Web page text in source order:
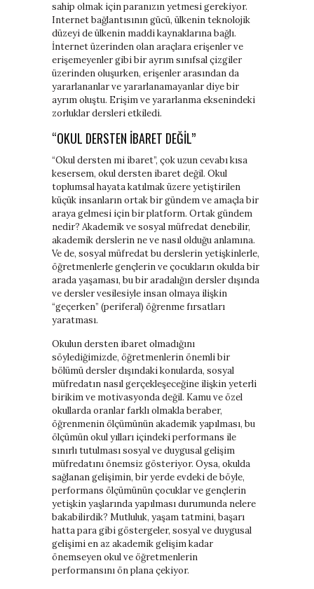
sahip olmak için paranızın yetmesi gerekiyor.
Internet bağlantısının gücü, ülkenin teknolojik
düzeyi de ülkenin maddi kaynaklarına bağlı.
İnternet üzerinden olan araçlara erişenler ve
erişemeyenler gibi bir ayrım sınıfsal çizgiler
üzerinden oluşurken, erişenler arasından da
yararlananlar ve yararlanamayanlar diye bir
ayrım oluştu. Erişim ve yararlanma eksenindeki
zorluklar dersleri etkiledi.
“OKUL DERSTEN IBARET DEĞIL”
“Okul dersten mi ibaret”, çok uzun cevabı kısa
kesersem, okul dersten ibaret değil. Okul
toplumsal hayata katılmak üzere yetiştirilen
küçük insanların ortak bir gündem ve amaçla bir
araya gelmesi için bir platform. Ortak gündem
nedir? Akademik ve sosyal müfredat denebilir,
akademik derslerin ne ve nasıl olduğu anlamına.
Ve de, sosyal müfredat bu derslerin yetişkinlerle,
öğretmenlerle gençlerin ve çocukların okulda bir
arada yaşaması, bu bir aradalığın dersler dışında
ve dersler vesilesiyle insan olmaya ilişkin
“geçerken” (periferal) öğrenme fırsatları
yaratması.
Okulun dersten ibaret olmadığını
söylediğimizde, öğretmenlerin önemli bir
bölümü dersler dışındaki konularda, sosyal
müfredatın nasıl gerçekleşeceğine ilişkin yeterli
birikim ve motivasyonda değil. Kamu ve özel
okullarda oranlar farklı olmakla beraber,
öğrenmenin ölçümünün akademik yapılması, bu
ölçümün okul yılları içindeki performans ile
sınırlı tutulması sosyal ve duygusal gelişim
müfredatını önemsiz gösteriyor. Oysa, okulda
sağlanan gelişimin, bir yerde evdeki de böyle,
performans ölçümünün çocuklar ve gençlerin
yetişkin yaşlarında yapılması durumunda nelere
bakabilirdik? Mutluluk, yaşam tatmini, başarı
hatta para gibi göstergeler, sosyal ve duygusal
gelişimi en az akademik gelişim kadar
önemseyen okul ve öğretmenlerin
performansını ön plana çekiyor.